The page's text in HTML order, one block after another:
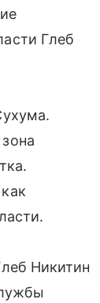
Глеб
Никитин